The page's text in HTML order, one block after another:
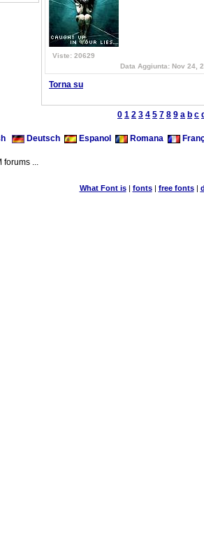
Viste: 20629
Data Aggiunta: Nov 24,
Torna su
0 1 2 3 4 5 7 8 9 a b c
Deutsch Espanol Romana
forums ...
What Font is| fonts| free fonts|